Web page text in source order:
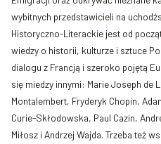
wybitnych przedstawicieli na
Historyczno-Literackie jest od
wiedzy o historii, kulturze i sztuce
dialogu z Francją i szeroko pojętą
się miedzy innymi: Marie Joseph de
Montalembert, Fryderyk Chopin,
Curie-Skłodowska, Paul Cazin,
Miłosz i Andrzej Wajda. Trzeba też